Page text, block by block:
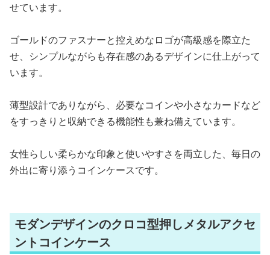
せています。
ゴールドのファスナーと控えめなロゴが高級感を際立た
せ、シンプルながらも存在感のあるデザインに仕上がって
います。
薄型設計でありながら、必要なコインや小さなカードなど
をすっきりと収納できる機能性も兼ね備えています。
女性らしい柔らかな印象と使いやすさを両立した、毎日の
外出に寄り添うコインケースです。
モダンデザインのクロコ型押しメタルアクセ
ントコインケース